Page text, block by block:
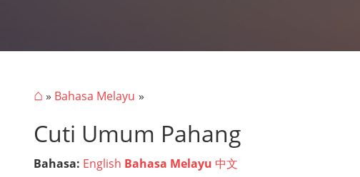
⌂ » Bahasa Melayu
Cuti Umum Pahang
Bahasa: English Bahasa Melayu 中文